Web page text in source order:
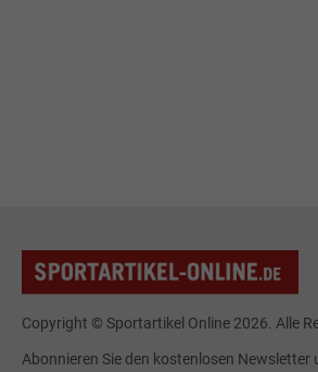
Copyright © Sportartikel Online 2026. Alle
Abonnieren Sie den kostenlosen Newsletter